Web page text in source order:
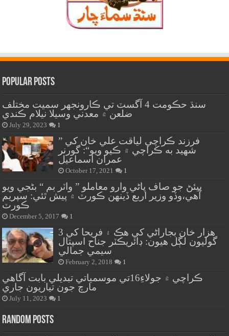
Popular Posts
سنڌ حڪومت 4 آگسٽ تي ڪارونجهر سميت مختلف
ضلعن ۾ معدني وسيلا نيلام ڪندي
July 29, 2023 1
” فرزند ڪراچي لياقت علي خان کي
شهيد به ڪراچي ۾ ڪيو ويو“: گورنر
عمران اسماعيل
October 17, 2021 1
پيئڻ جو صاف پاڻي وارو معاملو ” واٽر بم “ بڻجي ويو
آهي،وڏو وزير اربع ڏينهن ڪورٽ ۾ پيش ٿئي: سپريم
ڪورٽ
December 5, 2017 1
هزار خان بجاراڻي کي هڪ ۽ فريحا کي 3
گوليون لڳل هيون: ڊائريڪٽر جناح اسپتال
سيمي جمالي
February 2, 2018 1
ڪراچي ۾ جولاءِ16تي موسمياتي تبديلي بابت آگاهي
مارچ جون تياريون جاري
July 11, 2023 1
Random Posts